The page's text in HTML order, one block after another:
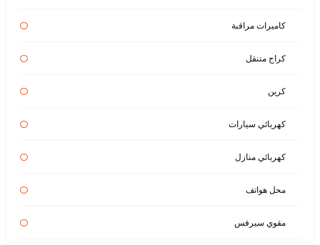
كاميرات مراقبة
كراج متنقل
كرين
كهربائي سيارات
كهربائي منازل
محل هواتف
مقوي سيرفس